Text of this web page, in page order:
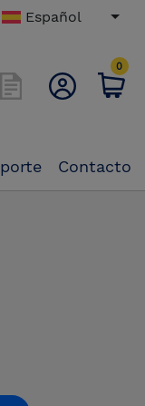
Español
0
Contacto